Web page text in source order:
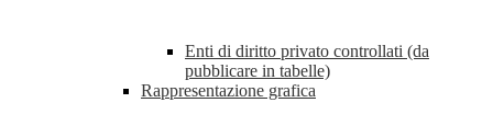
Enti di diritto privato controllati (da
pubblicare in tabelle)
Rappresentazione grafica